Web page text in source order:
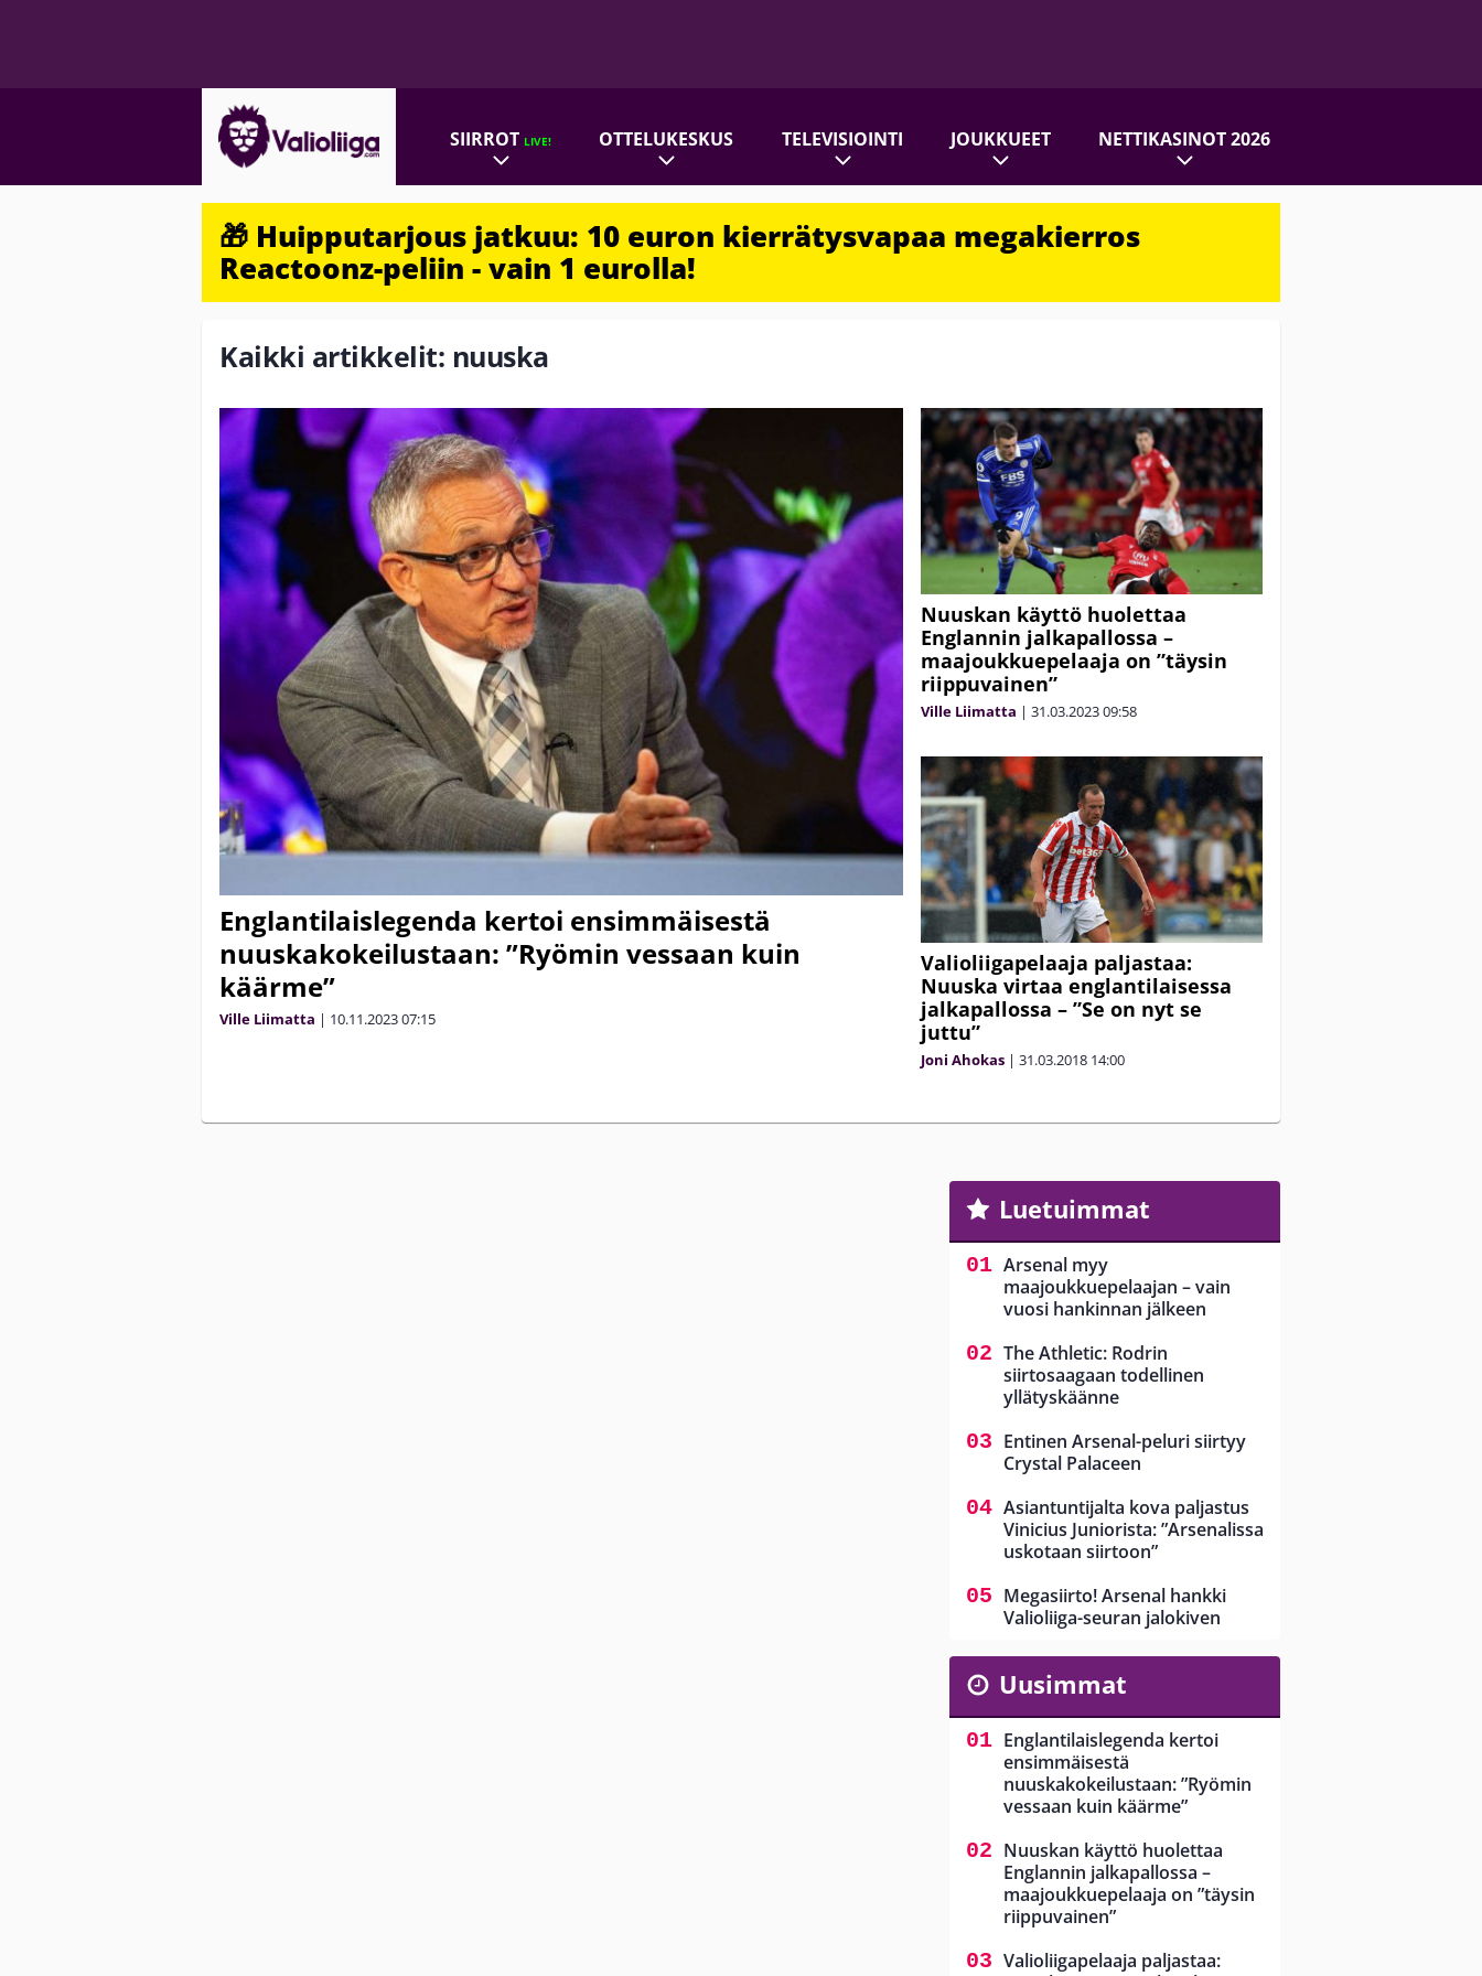
SIIRROTLIVE! OTTELUKESKUS TELEVISIOINTI JOUKKUEET NETTIKASINOT 2026
🎁 Huipputarjous jatkuu: 10 euron kierrätysvapaa megakierros
Reactoonz-peliin - vain 1 eurolla!
Kaikki artikkelit: nuuska
Englantilaislegenda kertoi ensimmäisestä
nuuskakokeilustaan: ”Ryömin vessaan kuin
käärme”
Ville Liimatta | 10.11.202307:15
Nuuskan käyttö huolettaa
Englannin jalkapallossa –
maajoukkuepelaaja on ”täysin
riippuvainen”
Ville Liimatta | 31.03.202309:58
Valioliigapelaaja paljastaa:
Nuuska virtaa englantilaisessa
jalkapallossa – ”Se on nyt se
juttu”
Joni Ahokas | 31.03.2018 14:00
Luetuimmat
Arsenal myy
maajoukkuepelaajan – vain
vuosi hankinnan jälkeen
The Athletic: Rodrin
siirtosaagaan todellinen
yllätyskäänne
Entinen Arsenal-peluri siirtyy
Crystal Palaceen
Asiantuntijalta kova paljastus
Vinicius Juniorista: ”Arsenalissa
uskotaan siirtoon”
Megasiirto! Arsenal hankki
Valioliiga-seuran jalokiven
Uusimmat
Englantilaislegenda kertoi
ensimmäisestä
nuuskakokeilustaan: ”Ryömin
vessaan kuin käärme”
Nuuskan käyttö huolettaa
Englannin jalkapallossa –
maajoukkuepelaaja on ”täysin
riippuvainen”
Valioliigapelaaja paljastaa: